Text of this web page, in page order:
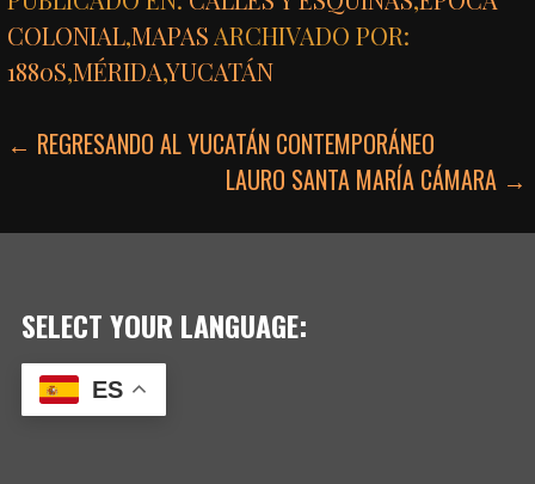
COLONIAL,MAPAS ARCHIVADO POR:
1880S,MÉRIDA,YUCATÁN
NAVEGACIÓN
← REGRESANDO AL YUCATÁN CONTEMPORÁNEO
LAURO SANTA MARÍA CÁMARA →
SELECT YOUR LANGUAGE:
ES